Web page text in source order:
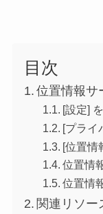
目次
位置情報サ
[設定]
[プライ
[位置情
位置情
位置情
関連リソー